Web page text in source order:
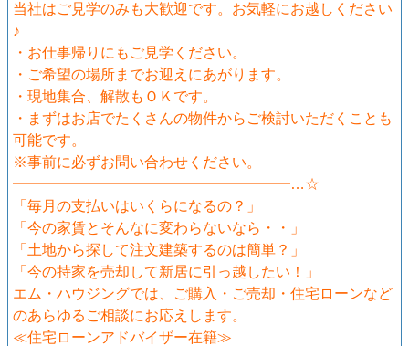
当社はご見学のみも大歓迎です。お気軽にお越しください
♪
・お仕事帰りにもご見学ください。
・ご希望の場所までお迎えにあがります。
・現地集合、解散もＯＫです。
・まずはお店でたくさんの物件からご検討いただくことも
可能です。
※事前に必ずお問い合わせください。
━━━━━━━━━━━━━━━━━━━…☆
「毎月の支払いはいくらになるの？」
「今の家賃とそんなに変わらないなら・・」
「土地から探して注文建築するのは簡単？」
「今の持家を売却して新居に引っ越したい！」
エム・ハウジングでは、ご購入・ご売却・住宅ローンなど
のあらゆるご相談にお応えします。
≪住宅ローンアドバイザー在籍≫